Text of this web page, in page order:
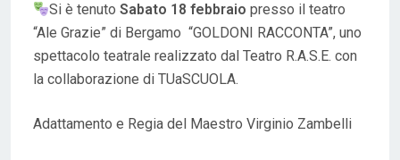
Si è tenutoSabato 18 febbraio presso il teatro
“Ale Grazie” di Bergamo “GOLDONI RACCONTA”, uno
spettacolo teatrale realizzato dal Teatro R.A.S.E. con
la collaborazione di TUaSCUOLA.
Adattamento e Regia del Maestro Virginio Zambelli